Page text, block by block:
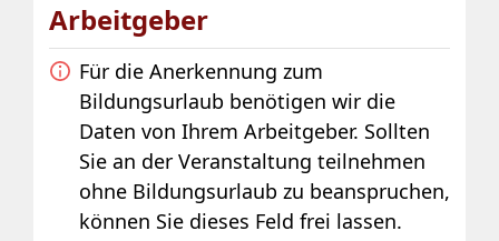
Arbeitgeber
Für die Anerkennung zum
Bildungsurlaub benötigen wir die
Daten von Ihrem Arbeitgeber. Sollten
Sie an der Veranstaltung teilnehmen
ohne Bildungsurlaub zu beanspruchen,
können Sie dieses Feld frei lassen.